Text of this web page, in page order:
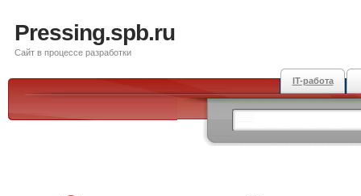
Pressing.spb.ru
Сайт в процессе разработки
IT-работа